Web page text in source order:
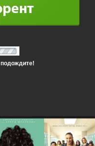
подождите!